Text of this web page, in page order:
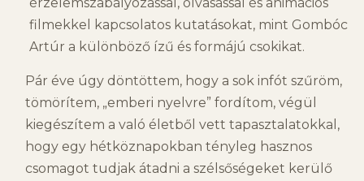
filmekkel kapcsolatos kutatásokat, mint Gombóc
Artúr a különböző ízű és formájú csokikat.
Pár éve úgy döntöttem, hogy a sok infót szűröm,
tömörítem, „emberi nyelvre” fordítom, végül
kiegészítem a való életből vett tapasztalatokkal,
hogy egy hétköznapokban tényleg hasznos
csomagot tudjak átadni a szélsőségeket kerülő